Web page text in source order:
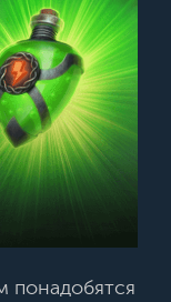
понадобятся